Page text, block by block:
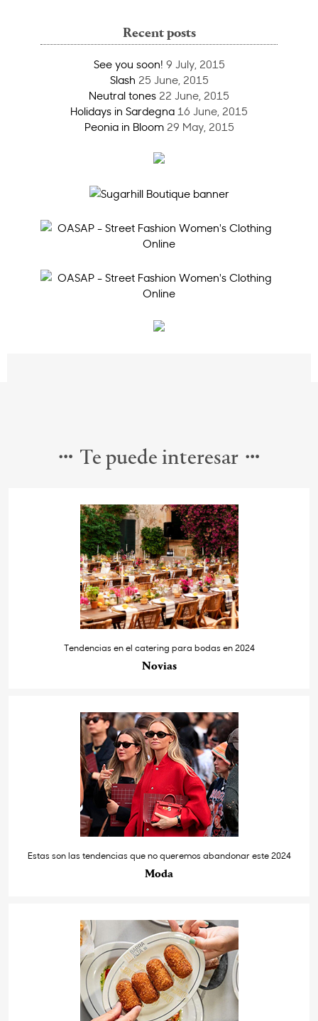
Recent posts
See you soon! 9 July, 2015
Slash 25 June, 2015
Neutral tones 22 June, 2015
Holidays in Sardegna 16 June, 2015
Peonia in Bloom 29 May, 2015
Te puede interesar
Tendencias en el catering para bodas en 2024
Novias
Estas son las tendencias que no queremos abandonar este 2024
Moda